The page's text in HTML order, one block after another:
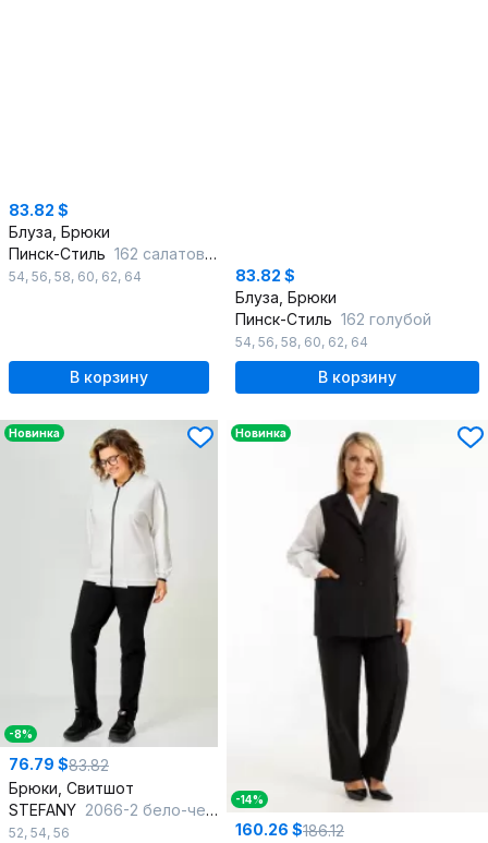
83.82 $
Блуза, Брюки
Пинск-Стиль 162 салатовый
54, 56, 58, 60, 62, 64
В корзину
83.82 $
Блуза, Брюки
Пинск-Стиль 162 голубой
54, 56, 58, 60, 62, 64
В корзину
Новинка
-8%
76.79 $83.82
Брюки, Свитшот
STEFANY 2066-2 бело-черный
52, 54, 56
Новинка
-14%
160.26 $186.12